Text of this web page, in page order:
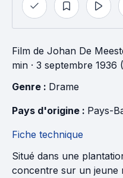
Film de Johan De
min · 3 septembre 1936
Genre : Drame
Pays d'origine : Pays-
Fiche technique
Situé dans une
concentre sur un jeune